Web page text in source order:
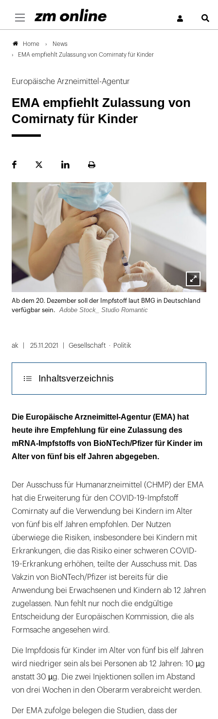
Home
News
EMA empfiehlt Zulassung von Comirnaty für Kinder
Europäische Arzneimittel-Agentur
EMA empfiehlt Zulassung von
Comirnaty für Kinder
FacebookPlattformLinekdInSeite
Lightbox
öffnen
Ab dem 20. Dezember soll der Impfstoff laut BMG in Deutschland
verfügbar sein.
Adobe Stock_ Studio Romantic
ak 25.11.2021 Gesellschaft Politik
Inhaltsverzeichnis
Kurz vor Weihnachten soll der Impfstoff
verfügbar sein
Die Europäische Arzneimittel-Agentur (EMA) hat
heute ihre Empfehlung für eine Zulassung des
mRNA-Impfstoffs von BioNTech/Pfizer für Kinder im
Alter von fünf bis elf Jahren abgegeben.
Der Ausschuss für Humanarzneimittel (CHMP) der EMA
hat die Erweiterung für den COVID-19-Impfstoff
Comirnaty auf die Verwendung bei Kindern im Alter
von fünf bis elf Jahren empfohlen. Der Nutzen
überwiege die Risiken, insbesondere bei Kindern mit
Erkrankungen, die das Risiko einer schweren COVID-
19-Erkrankung erhöhen, teilte der Ausschuss mit. Das
Vakzin von BioNTech/Pfizer ist bereits für die
Anwendung bei Erwachsenen und Kindern ab 12 Jahren
zugelassen. Nun fehlt nur noch die endgültige
Entscheidung der Europäischen Kommission, die als
Formsache angesehen wird.
Die Impfdosis für Kinder im Alter von fünf bis elf Jahren
wird niedriger sein als bei Personen ab 12 Jahren: 10 µg
anstatt 30 µg. Die zwei Injektionen sollen im Abstand
von drei Wochen in den Oberarm verabreicht werden.
Der EMA zufolge belegen die Studien, dass der